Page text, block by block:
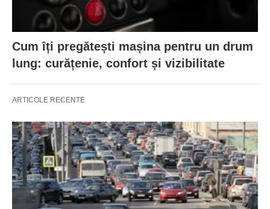
Cum îți pregătești mașina pentru un drum
lung: curățenie, confort și vizibilitate
ARTICOLE RECENTE